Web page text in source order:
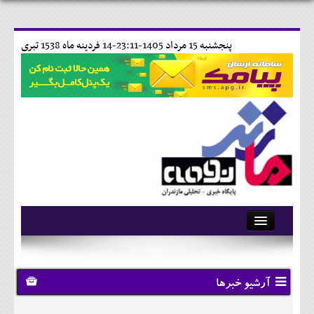
14 فردينه ماه 1538 تبری پنجشنبه 15 مرداد 1405-23:11-
آرشیو
تماس با ما
وبلاگ
آرشیو خبرها